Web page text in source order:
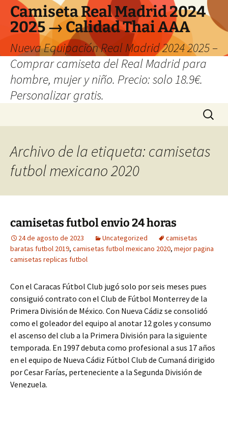
Camiseta Real Madrid 2024
2025 → Calidad Thai AAA
Nueva Equipación Real Madrid 2024 2025 –
Comprar camiseta del Real Madrid para
hombre, mujer y niño. Precio: solo 18.9€.
Personalizar gratis.
Buscar:
Archivo de la etiqueta: camisetas
futbol mexicano 2020
camisetas futbol envio 24 horas
24 de agosto de 2023 Uncategorized
camisetas
baratas futbol 2019, camisetas futbol mexicano 2020, mejor pagina
camisetas replicas futbol
Con el Caracas Fútbol Club jugó solo por seis meses pues
consiguió contrato con el Club de Fútbol Monterrey de la
Primera División de México. Con Nueva Cádiz se consolidó
como el goleador del equipo al anotar 12 goles y consumo
el ascenso del club a la Primera División para la siguiente
temporada. En 1997 debuta como profesional a sus 17 años
en el equipo de Nueva Cádiz Fútbol Club de Cumaná dirigido
por Cesar Farías, perteneciente a la Segunda División de
Venezuela.